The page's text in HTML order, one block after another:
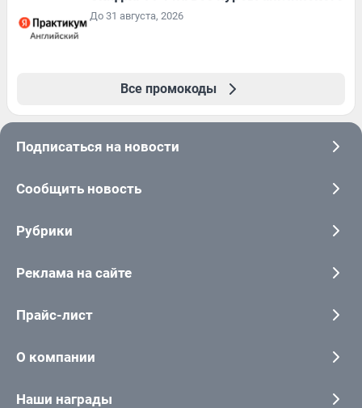
До 31 августа, 2026
Все промокоды
Подписаться на новости
Сообщить новость
Рубрики
Реклама на сайте
Прайс-лист
О компании
Наши награды